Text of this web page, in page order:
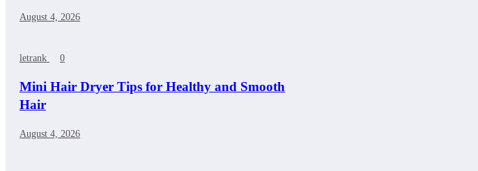
August 4, 2026
letrank 0
Mini Hair Dryer Tips for Healthy and Smooth
Hair
August 4, 2026